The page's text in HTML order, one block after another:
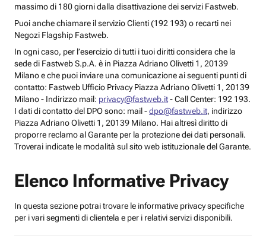
massimo di 180 giorni dalla disattivazione dei servizi Fastweb.
Puoi anche chiamare il servizio Clienti (192 193) o recarti nei
Negozi Flagship Fastweb.
In ogni caso, per l’esercizio di tutti i tuoi diritti considera che la
sede di Fastweb S.p.A. è in Piazza Adriano Olivetti 1, 20139
Milano e che puoi inviare una comunicazione ai seguenti punti di
contatto: Fastweb Ufficio Privacy Piazza Adriano Olivetti 1, 20139
Milano - Indirizzo mail: privacy@fastweb.it- Call Center: 192 193.
I dati di contatto del DPO sono: mail -dpo@fastweb.it, indirizzo
Piazza Adriano Olivetti 1, 20139 Milano. Hai altresì diritto di
proporre reclamo al Garante per la protezione dei dati personali.
Troverai indicate le modalità sul sito web istituzionale del Garante.
Elenco Informative Privacy
In questa sezione potrai trovare le informative privacy specifiche
per i vari segmenti di clientela e per i relativi servizi disponibili.